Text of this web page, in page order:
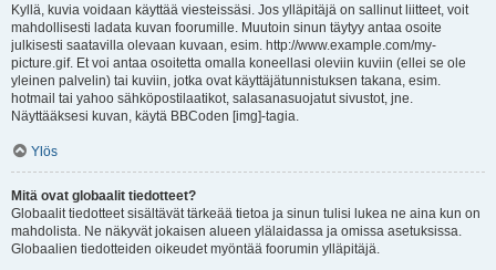
Kyllä, kuvia voidaan käyttää viesteissäsi. Jos ylläpitäjä on sallinut liitteet, voit
mahdollisesti ladata kuvan foorumille. Muutoin sinun täytyy antaa osoite
julkisesti saatavilla olevaan kuvaan, esim. http://www.example.com/my-
picture.gif. Et voi antaa osoitetta omalla koneellasi oleviin kuviin (ellei se ole
yleinen palvelin) tai kuviin, jotka ovat käyttäjätunnistuksen takana, esim.
hotmail tai yahoo sähköpostilaatikot, salasanasuojatut sivustot, jne.
Näyttääksesi kuvan, käytä BBCoden [img]-tagia.
Ylös
Mitä ovat globaalit tiedotteet?
Globaalit tiedotteet sisältävät tärkeää tietoa ja sinun tulisi lukea ne aina kun on
mahdolista. Ne näkyvät jokaisen alueen ylälaidassa ja omissa asetuksissa.
Globaalien tiedotteiden oikeudet myöntää foorumin ylläpitäjä.